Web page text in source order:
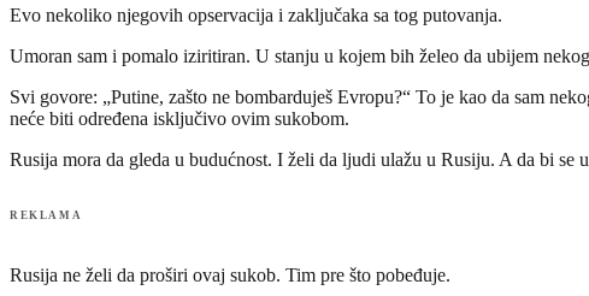
Evo nekoliko njegovih opservacija i zaključaka sa tog putovanja.
Umoran sam i pomalo iziritiran. U stanju u kojem bih želeo da ubijem
Svi govore: „Putine, zašto ne bombarduješ Evropu?“ To je kao da sam
neće biti određena isključivo ovim sukobom.
Rusija mora da gleda u budućnost. I želi da ljudi ulažu u Rusiju. A da bi
REKLAMA
Rusija ne želi da proširi ovaj sukob. Tim pre što pobeđuje.